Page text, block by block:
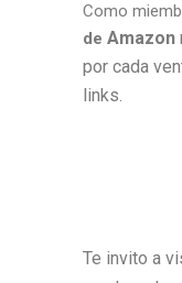
Como
de Amazon
por cada
links.
Te invito a